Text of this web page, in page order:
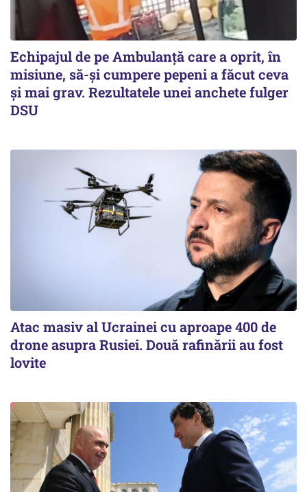
Echipajul de pe Ambulanță care a oprit, în
misiune, să-și cumpere pepeni a făcut ceva
și mai grav. Rezultatele unei anchete fulger
DSU
Atac masiv al Ucrainei cu aproape 400 de
drone asupra Rusiei. Două rafinării au fost
lovite